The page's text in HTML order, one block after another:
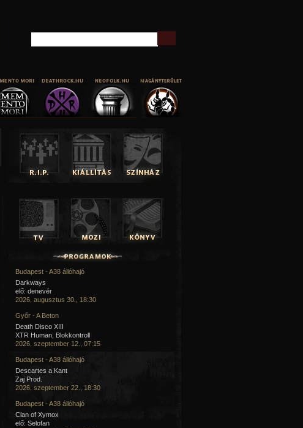
Budapest - A38 állóhajó
Darkways
elő: denevér
2026. augusztus 30., 18:30
Győr - A Beton
Death Disco XIII
XTR Human, Blokkontroll
2026. szeptember 12., 07:15
Budapest - A38 állóhajó
Descartes a Kant
Zaj Prod.
2026. szeptember 22., 18:30
Budapest - A38 állóhajó
Clan of Xymox
elő: Selofan